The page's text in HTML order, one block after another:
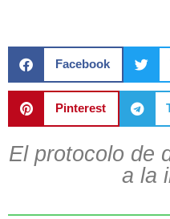
Facebook
Pinterest
El protocolo de
a la